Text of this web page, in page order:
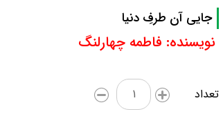
جایی آن طرفِ دنیا
نویسنده: فاطمه چهارلنگ
تعداد
جایی
آن